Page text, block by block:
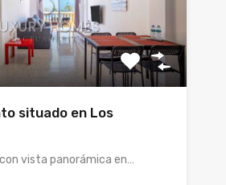
situado en Los
vista panorámica en…